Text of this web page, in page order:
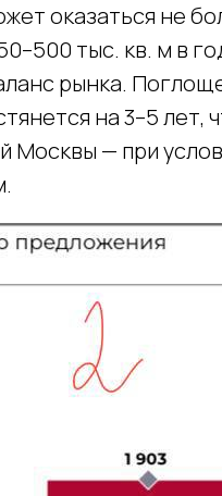
оказаться не
тыс. кв. м в
рынка.
на 3–5 лет,
— при